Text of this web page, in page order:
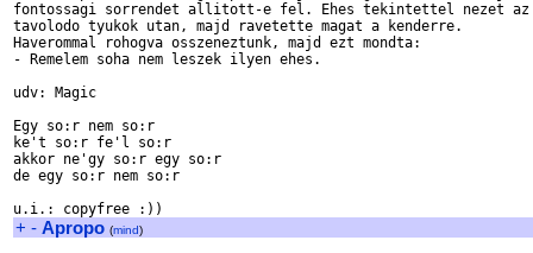
fontossagi sorrendet allitott-e fel. Ehes tekintettel nezet az
tavolodo tyukok utan, majd ravetette magat a kenderre.
Haverommal rohogva osszeneztunk, majd ezt mondta:
- Remelem soha nem leszek ilyen ehes.
udv: Magic
Egy so:r nem so:r
ke't so:r fe'l so:r
akkor ne'gy so:r egy so:r
de egy so:r nem so:r
+ - Apropo (mind)